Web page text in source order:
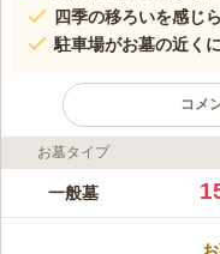
四季の移ろいを感じ
駐車場がお墓の近く
コメ
ライフドット編集部のコメント
豊かな自然と美し
お墓タイプ
一般墓